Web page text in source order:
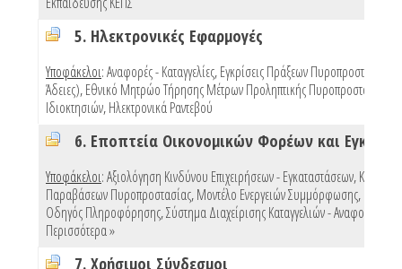
5. Ηλεκτρονικές Εφαρμογές
Υποφάκελοι:Αναφορές - Καταγγελίες,Εγκρίσεις Πράξεων Πυροπροστασίας
Άδειες),Εθνικό Μητρώο Τήρησης Μέτρων Προληπτικής Πυροπροστασίας
Ιδιοκτησιών,Ηλεκτρονικά Ραντεβού
Υποφάκελοι:Αξιολόγηση Κινδύνου Επιχειρήσεων - Εγκαταστάσεων,
Παραβάσεων Πυροπροστασίας,Μοντέλο Ενεργειών Συμμόρφωσης,
Οδηγός Πληροφόρησης,Σύστημα Διαχείρισης Καταγγελιών - Αναφορών
Περισσότερα »
7. Χρήσιμοι Σύνδεσμοι